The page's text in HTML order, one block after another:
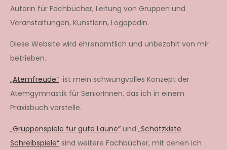
Autorin für Fachbücher, Leitung von Gruppen und
Veranstaltungen, Künstlerin, Logopädin.
Diese Website wird ehrenamtlich und unbezahlt von mir
betrieben.
„Atemfreude“ ist mein schwungvolles Konzept der
Atemgymnastik für SeniorInnen, das ich in einem
Praxisbuch vorstelle.
„Gruppenspiele für gute Laune“ und „Schatzkiste
Schreibspiele“ sind weitere Fachbücher, mit denen ich